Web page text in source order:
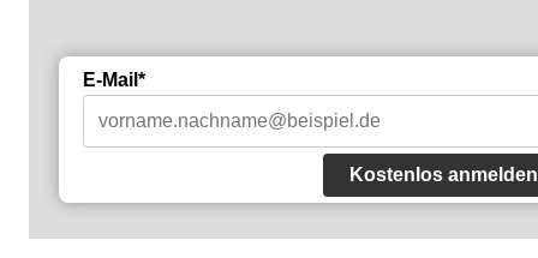
E-Mail*
Kostenlos anmelden